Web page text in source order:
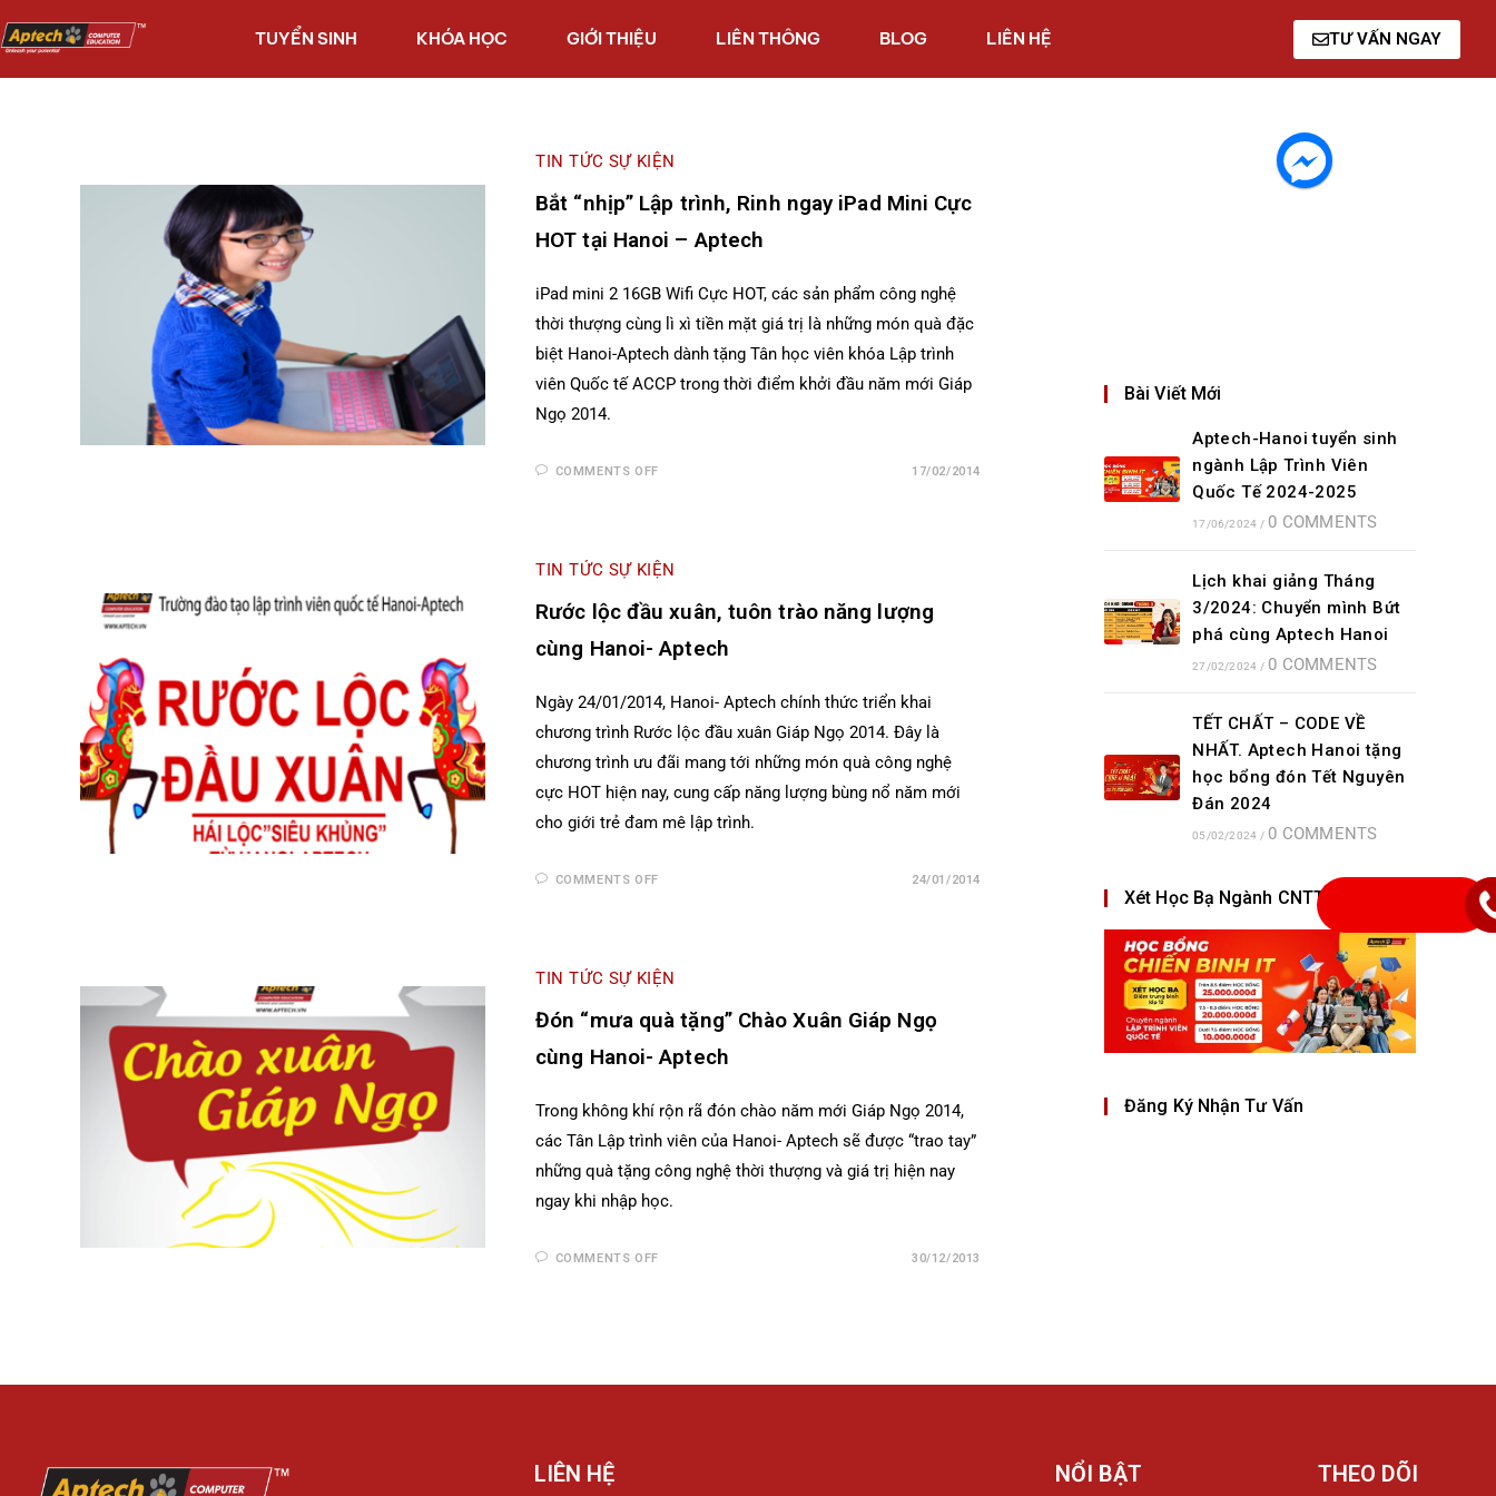
TUYỂN SINH KHÓA HỌC GIỚI THIỆU LIÊN THÔNG BLOG LIÊN HỆ TƯ VẤN NGAY
TIN TỨC SỰ KIỆN
Bắt “nhịp” Lập trình, Rinh ngay iPad Mini Cực
HOT tại Hanoi – Aptech
iPad mini 2 16GB Wifi Cực HOT, các sản phẩm công nghệ
thời thượng cùng lì xì tiền mặt giá trị là những món quà đặc
biệt Hanoi-Aptech dành tặng Tân học viên khóa Lập trình
viên Quốc tế ACCP trong thời điểm khởi đầu năm mới Giáp
Ngọ 2014.
COMMENTS OFF 17/02/2014
TIN TỨC SỰ KIỆN
Rước lộc đầu xuân, tuôn trào năng lượng
cùng Hanoi- Aptech
Ngày 24/01/2014, Hanoi- Aptech chính thức triển khai
chương trình Rước lộc đầu xuân Giáp Ngọ 2014. Đây là
chương trình ưu đãi mang tới những món quà công nghệ
cực HOT hiện nay, cung cấp năng lượng bùng nổ năm mới
cho giới trẻ đam mê lập trình.
COMMENTS OFF 24/01/2014
TIN TỨC SỰ KIỆN
Đón “mưa quà tặng” Chào Xuân Giáp Ngọ
cùng Hanoi- Aptech
Trong không khí rộn rã đón chào năm mới Giáp Ngọ 2014,
các Tân Lập trình viên của Hanoi- Aptech sẽ được “trao tay”
những quà tặng công nghệ thời thượng và giá trị hiện nay
ngay khi nhập học.
COMMENTS OFF 30/12/2013
Bài Viết Mới
Aptech-Hanoi tuyển sinh
ngành Lập Trình Viên
Quốc Tế 2024-2025
17/06/2024 / 0 COMMENTS
Lịch khai giảng Tháng
3/2024: Chuyển mình Bứt
phá cùng Aptech Hanoi
27/02/2024 / 0 COMMENTS
TẾT CHẤT – CODE VỀ
NHẤT. Aptech Hanoi tặng
học bổng đón Tết Nguyên
Đán 2024
05/02/2024 / 0 COMMENTS
Xét Học Bạ Ngành CNTT 2023
Đăng Ký Nhận Tư Vấn
LIÊN HỆ NỔI BẬT THEO DÕI